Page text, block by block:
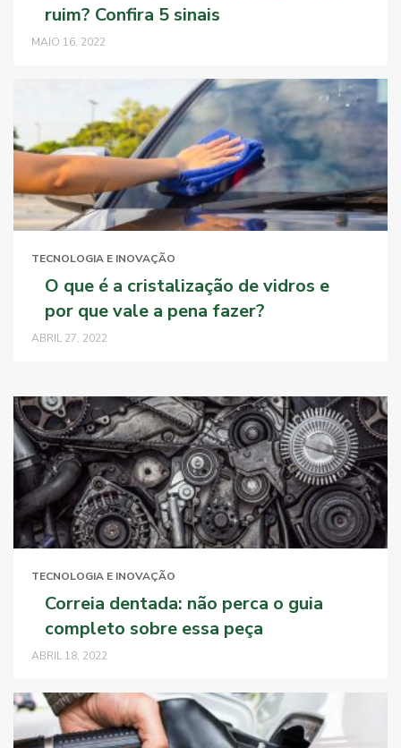
ruim? Confira 5 sinais
MAIO 16, 2022
TECNOLOGIA E INOVAÇÃO
O que é a cristalização de vidros e
por que vale a pena fazer?
ABRIL 27, 2022
TECNOLOGIA E INOVAÇÃO
Correia dentada: não perca o guia
completo sobre essa peça
ABRIL 18, 2022